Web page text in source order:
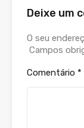
Deixe um
O seu
Campos
Comentário *